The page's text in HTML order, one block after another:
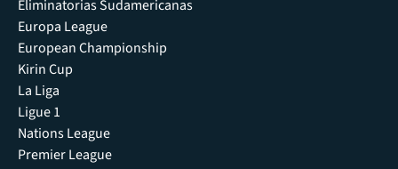
Eliminatorias Sudamericanas
Europa League
European Championship
Kirin Cup
La Liga
Ligue 1
Nations League
Premier League